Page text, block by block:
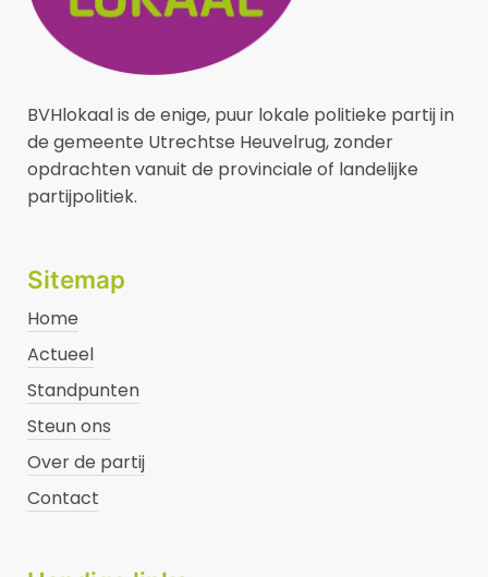
BVHlokaal is de enige, puur lokale politieke partij in
de gemeente Utrechtse Heuvelrug, zonder
opdrachten vanuit de provinciale of landelijke
partijpolitiek.
Sitemap
Home
Actueel
Standpunten
Steun ons
Over de partij
Contact